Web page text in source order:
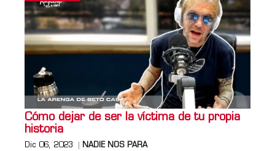
Cómo dejar de ser la víctima de tu propia
historia
Dic 06, 2023 NADIE NOS PARA